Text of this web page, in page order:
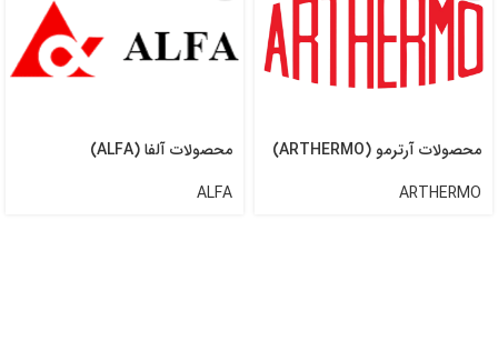
محصولات آرترمو (ARTHERMO)
ARTHERMO
محصولات آلفا (ALFA)
ALFA